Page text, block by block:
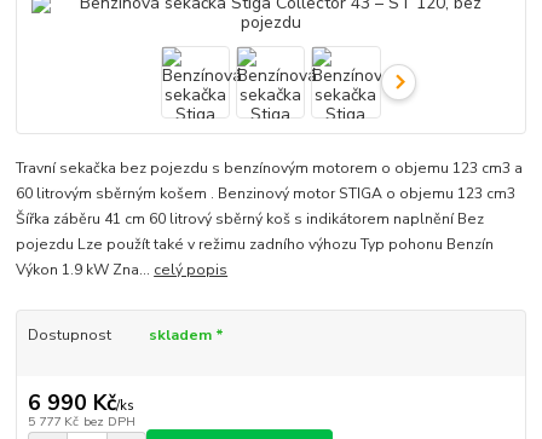
Travní sekačka bez pojezdu s benzínovým motorem o objemu 123 cm3 a
60 litrovým sběrným košem . Benzinový motor STIGA o objemu 123 cm3
Šířka záběru 41 cm 60 litrový sběrný koš s indikátorem naplnění Bez
pojezdu Lze použít také v režimu zadního výhozu Typ pohonu Benzín
Výkon 1.9 kW Zna... celý popis
Dostupnost skladem *
6 990 Kč/ks
5 777 Kč bez DPH